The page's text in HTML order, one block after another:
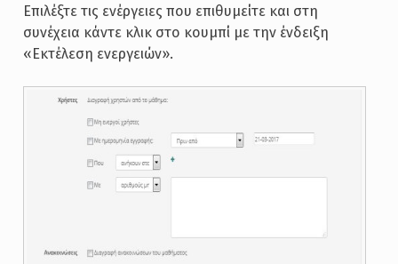
Επιλέξτε τις ενέργειες που επιθυμείτε και στη
συνέχεια κάντε κλικ στο κουμπί με την ένδειξη
«Εκτέλεση ενεργειών».